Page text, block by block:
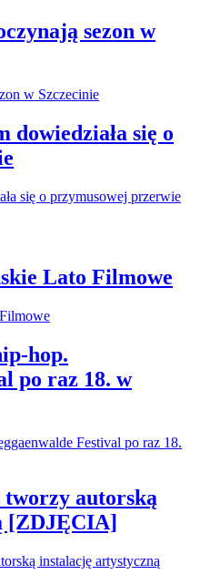
sezon w
dowiedziała się o
Lato Filmowe
hop.
po raz 18. w
tworzy autorską
[ZDJĘCIA]